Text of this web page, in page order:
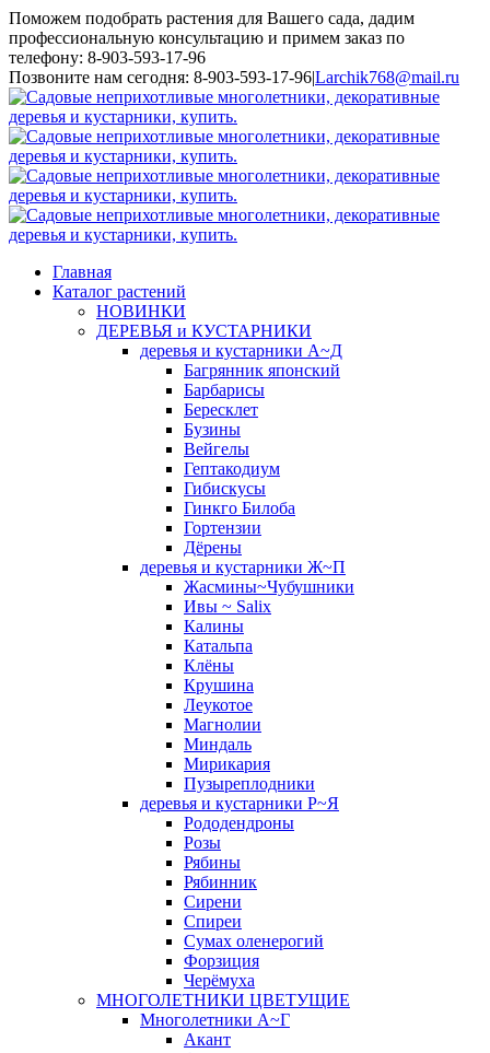
Поможем подобрать растения для Вашего сада, дадим
профессиональную консультацию и примем заказ по
телефону: 8-903-593-17-96
Toggle
SlidingBar
Area
Позвоните нам сегодня: 8-903-593-17-96|Larchik768@mail.ru
Главная
Каталог растений
НОВИНКИ
ДЕРЕВЬЯ и КУСТАРНИКИ
деревья и кустарники А~Д
Багрянник японский
Барбарисы
Бересклет
Бузины
Вейгелы
Гептакодиум
Гибискусы
Гинкго Билоба
Гортензии
Дёрены
деревья и кустарники Ж~П
Жасмины~Чубушники
Ивы ~ Salix
Калины
Катальпа
Клёны
Крушина
Леукотое
Магнолии
Миндаль
Мирикария
Пузыреплодники
деревья и кустарники Р~Я
Рододендроны
Розы
Рябины
Рябинник
Сирени
Спиреи
Сумах оленерогий
Форзиция
Черёмуха
МНОГОЛЕТНИКИ ЦВЕТУЩИЕ
Многолетники А~Г
Акант